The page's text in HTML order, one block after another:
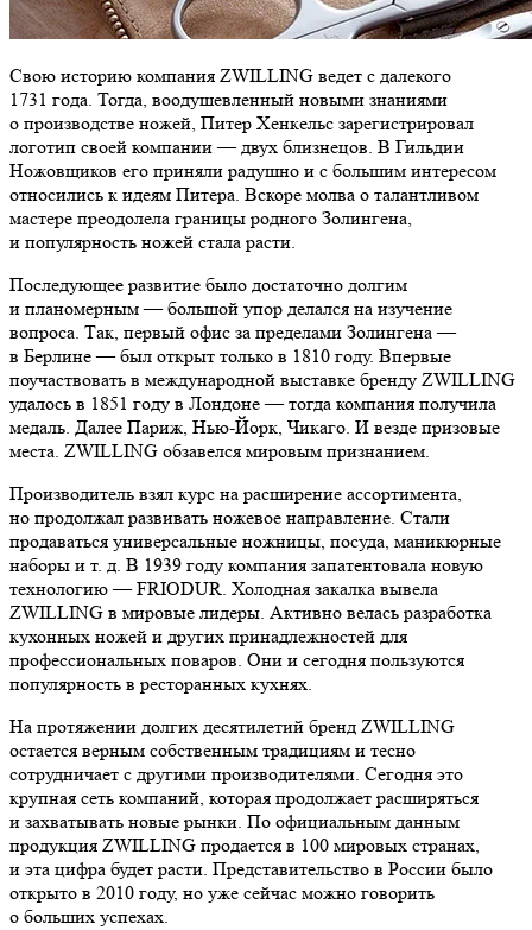
Свою историю компания ZWILLING ведет с далекого
1731 года. Тогда, воодушевленный новыми знаниями
о производстве ножей, Питер Хенкельс зарегистрировал
логотип своей компании — двух близнецов. В Гильдии
Ножовщиков его приняли радушно и с большим интересом
относились к идеям Питера. Вскоре молва о талантливом
мастере преодолела границы родного Золингена,
и популярность ножей стала расти.
Последующее развитие было достаточно долгим
и планомерным — большой упор делался на изучение
вопроса. Так, первый офис за пределами Золингена —
в Берлине — был открыт только в 1810 году. Впервые
поучаствовать в международной выставке бренду ZWILLING
удалось в 1851 году в Лондоне — тогда компания получила
медаль. Далее Париж, Нью-Йорк, Чикаго. И везде призовые
места. ZWILLING обзавелся мировым признанием.
Производитель взял курс на расширение ассортимента,
но продолжал развивать ножевое направление. Стали
продаваться универсальные ножницы, посуда, маникюрные
наборы и т. д. В 1939 году компания запатентовала новую
технологию — FRIODUR. Холодная закалка вывела
ZWILLING в мировые лидеры. Активно велась разработка
кухонных ножей и других принадлежностей для
профессиональных поваров. Они и сегодня пользуются
популярность в ресторанных кухнях.
На протяжении долгих десятилетий бренд ZWILLING
остается верным собственным традициям и тесно
сотрудничает с другими производителями. Сегодня это
крупная сеть компаний, которая продолжает расширяться
и захватывать новые рынки. По официальным данным
продукция ZWILLING продается в 100 мировых странах,
и эта цифра будет расти. Представительство в России было
открыто в 2010 году, но уже сейчас можно говорить
о больших успехах.